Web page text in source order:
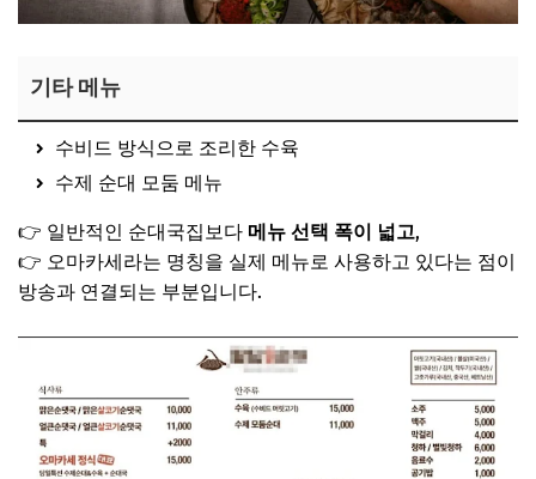
기타 메뉴
수비드 방식으로 조리한 수육
수제 순대 모둠 메뉴
👉 일반적인 순대국집보다 메뉴 선택 폭이 넓고,
👉 오마카세라는 명칭을 실제 메뉴로 사용하고 있다는 점이
방송과 연결되는 부분입니다.